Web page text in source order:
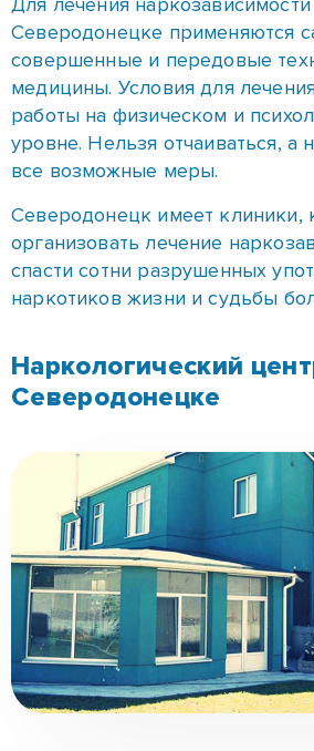
организовать лечение
спасти сотни разрушенных
наркотиков жизни и судьбы
Наркологический
Северодонецке
Наркологический центр в
оборудован
залами для занятий спортом,
проведения
Первоклассные врачи смогут
помощь и найти свой подход к
пациенту.